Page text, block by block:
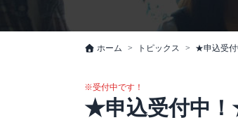
ホーム トピックス ★申込受付
※受付中です！
★申込受付中！